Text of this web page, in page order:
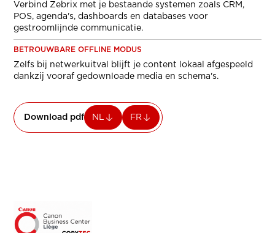
Verbind Zebrix met je bestaande systemen zoals CRM,
POS, agenda's, dashboards en databases voor
gestroomlijnde communicatie.
BETROUWBARE OFFLINE MODUS
Zelfs bij netwerkuitval blijft je content lokaal afgespeeld
dankzij vooraf gedownloade media en schema's.
Download pdf NL FR